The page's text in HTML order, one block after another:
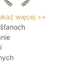
więcej >>